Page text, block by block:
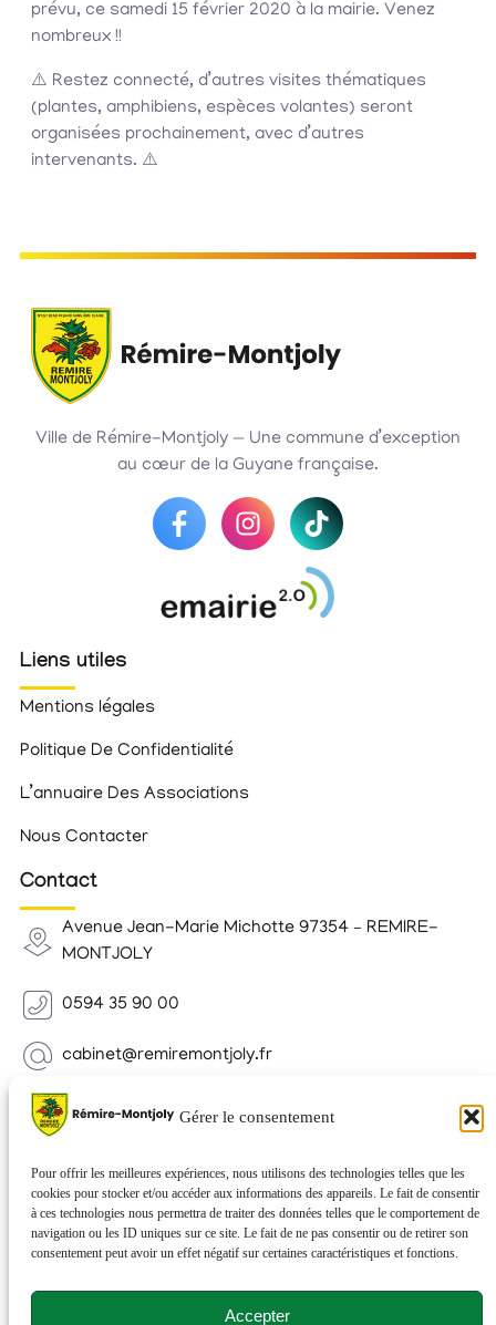
Gérer le consentement
Pour offrir les meilleures expériences, nous utilisons des technologies telles que les
cookies pour stocker et/ou accéder aux informations des appareils. Le fait de consentir
à ces technologies nous permettra de traiter des données telles que le comportement de
navigation ou les ID uniques sur ce site. Le fait de ne pas consentir ou de retirer son
consentement peut avoir un effet négatif sur certaines caractéristiques et fonctions.
Accepter
prévu, ce samedi 15 février 2020 à la mairie. Venez
nombreux !!
⚠️ Restez connecté, d’autres visites thématiques
(plantes, amphibiens, espèces volantes) seront
organisées prochainement, avec d’autres
intervenants. ⚠️
Ville de Rémire-Montjoly — Une commune d’exception
au cœur de la Guyane française.
Liens utiles
Mentions légales
Politique De Confidentialité
L’annuaire Des Associations
Nous Contacter
Contact
Avenue Jean-Marie Michotte 97354 – REMIRE-
MONTJOLY
0594 35 90 00
cabinet@remiremontjoly.fr
Newsletter
nouvelles de votre commune.